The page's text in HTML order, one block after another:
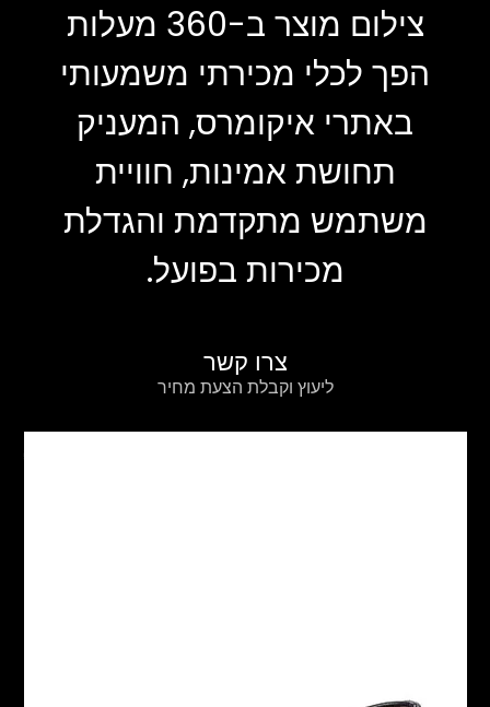
צילום מוצר ב-360 מעלות
הפך לכלי מכירתי משמעותי
באתרי איקומרס, המעניק
תחושת אמינות, חוויית
משתמש מתקדמת והגדלת
מכירות בפועל.
צרו קשר
ליעוץ וקבלת הצעת מחיר